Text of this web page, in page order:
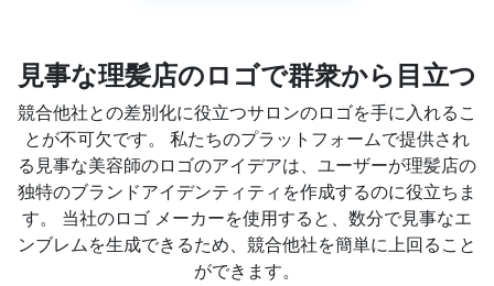
見事な理髪店のロゴで群衆から目立つ
競合他社との差別化に役立つサロンのロゴを手に入れるこ
とが不可欠です。 私たちのプラットフォームで提供され
る見事な美容師のロゴのアイデアは、ユーザーが理髪店の
独特のブランドアイデンティティを作成するのに役立ちま
す。 当社のロゴ メーカーを使用すると、数分で見事なエ
ンブレムを生成できるため、競合他社を簡単に上回ること
ができます。